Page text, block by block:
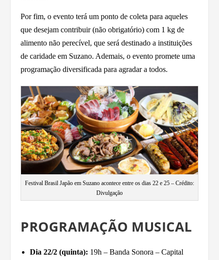
Por fim, o evento terá um ponto de coleta para aqueles
que desejam contribuir (não obrigatório) com 1 kg de
alimento não perecível, que será destinado a instituições
de caridade em Suzano. Ademais, o evento promete uma
programação diversificada para agradar a todos.
Festival Brasil Japão em Suzano acontece entre os dias 22 e 25 – Crédito:
Divulgação
PROGRAMAÇÃO MUSICAL
Dia 22/2 (quinta): 19h – Banda Sonora – Capital